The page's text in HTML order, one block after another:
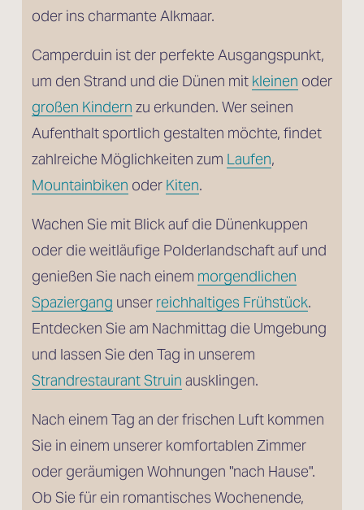
oder ins charmante Alkmaar.
Camperduin ist der perfekte Ausgangspunkt,
um den Strand und die Dünen mit kleinen oder
großen Kindern zu erkunden. Wer seinen
Aufenthalt sportlich gestalten möchte, findet
zahlreiche Möglichkeiten zum Laufen
Mountainbiken oder Kiten.
Wachen Sie mit Blick auf die Dünenkuppen
oder die weitläufige Polderlandschaft auf und
genießen Sie nach einem morgendlichen
Spaziergang unser reichhaltiges Frühstück.
Entdecken Sie am Nachmittag die Umgebung
Strandrestaurant Struin ausklingen.
Nach einem Tag an der frischen Luft kommen
Sie in einem unserer komfortablen Zimmer
oder geräumigen Wohnungen "nach Hause".
Ob Sie für ein romantisches Wochenende,